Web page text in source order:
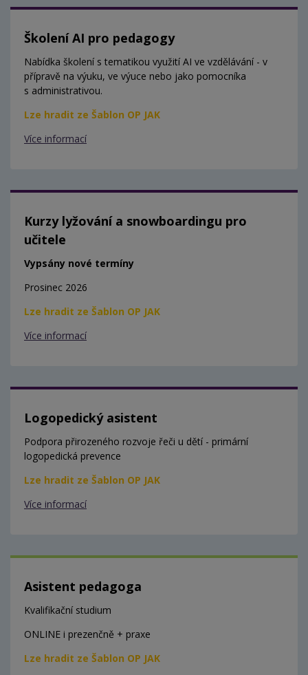
Školení AI pro pedagogy
Nabídka školení s tematikou využití AI ve vzdělávání - v
přípravě na výuku, ve výuce nebo jako pomocníka
s administrativou.
Lze hradit ze Šablon OP JAK
Více informací
Kurzy lyžování a snowboardingu pro
učitele
Vypsány nové termíny
Prosinec 2026
Lze hradit ze Šablon OP JAK
Více informací
Logopedický asistent
Podpora přirozeného rozvoje řeči u dětí - primární
logopedická prevence
Lze hradit ze Šablon OP JAK
Více informací
Asistent pedagoga
Kvalifikační studium
ONLINE i prezenčně + praxe
Lze hradit ze Šablon OP JAK